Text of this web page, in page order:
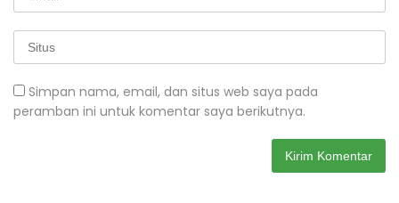
Simpan nama, email, dan situs web saya pada
peramban ini untuk komentar saya berikutnya.